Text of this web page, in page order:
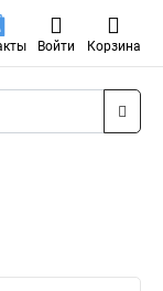
Войти Корзина